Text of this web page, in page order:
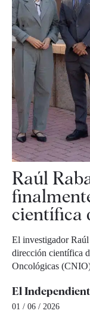
Raúl
científica
El investigador
dirección científica
Oncológicas
El
01 / 06 / 2026